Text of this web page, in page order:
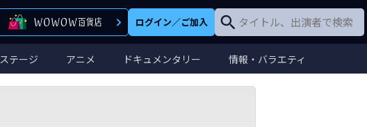
ログイン／ご加入
ステージ アニメ ドキュメンタリー 情報・バラエティ